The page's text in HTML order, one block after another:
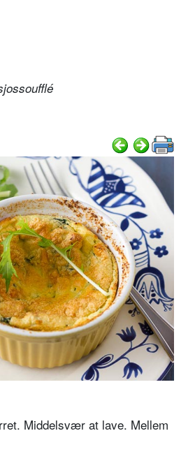
Middelsvær at lave. Mellem